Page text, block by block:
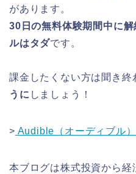
があります。
30日の無料体験期間中に
ルはタダです。
課金したくない方は聞き終
うに しましょう！
> Audible（オーディブル
本ブログは株式投資から経